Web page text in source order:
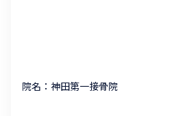
院名：神田第一接骨院